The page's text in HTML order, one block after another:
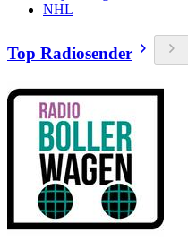
NHL
Top Radiosender